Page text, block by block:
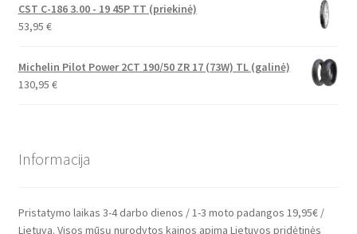
CST C-186 3.00 - 19 45P TT (priekinė)
53,95 €
Michelin Pilot Power 2CT 190/50 ZR 17 (73W) TL (galinė)
130,95 €
Informacija
Pristatymo laikas 3-4 darbo dienos / 1-3 moto padangos 19,95€ /
Lietuva. Visos mūsų nurodytos kainos apima Lietuvos pridėtinės